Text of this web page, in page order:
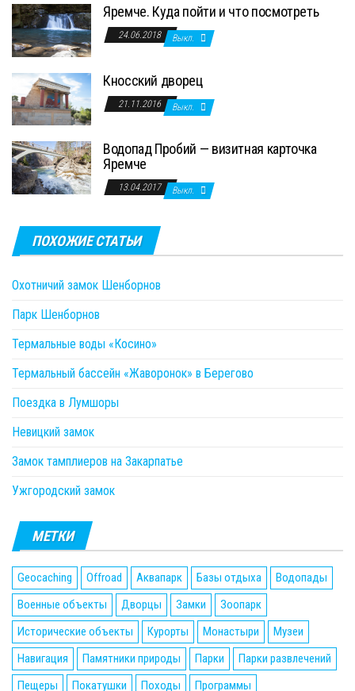
Яремче. Куда пойти и что посмотреть
24.06.2018 Выкл.
Кносский дворец
21.11.2016 Выкл.
Водопад Пробий — визитная карточка
Яремче
13.04.2017 Выкл.
ПОХОЖИЕ СТАТЬИ
Охотничий замок Шенборнов
Парк Шенборнов
Термальные воды «Косино»
Термальный бассейн «Жаворонок» в Берегово
Поездка в Лумшоры
Невицкий замок
Замок тамплиеров на Закарпатье
Ужгородский замок
МЕТКИ
Geocaching Offroad Аквапарк Базы отдыха
Водопады
Военные объекты
Дворцы Замки
Зоопарк
Исторические объекты
Курорты Монастыри
Музеи
Навигация
Памятники природы Парки
Парки развлечений
Пещеры
Покатушки Походы Программы